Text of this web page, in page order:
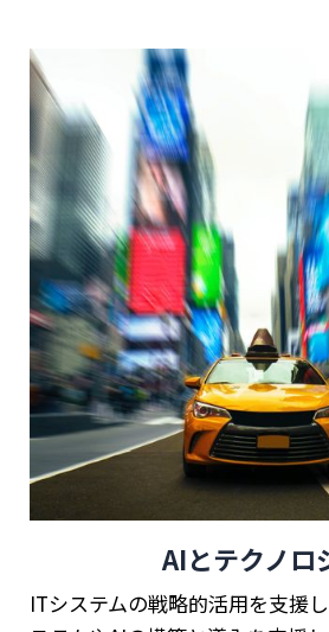
AIとテクノロ
ITシステムの戦略的活用を支援